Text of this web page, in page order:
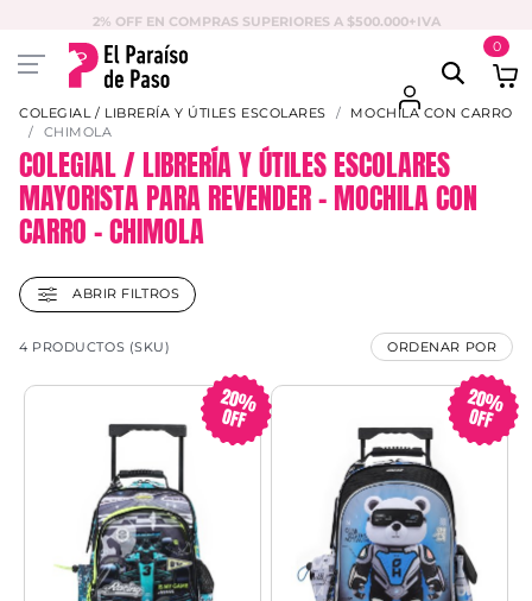
2% OFF EN COMPRAS SUPERIORES A $500.000+IVA
0
COLEGIAL / LIBRERÍA Y ÚTILES ESCOLARES
MOCHILA CON CARRO
CHIMOLA
COLEGIAL / LIBRERÍA Y ÚTILES ESCOLARES
MAYORISTA PARA REVENDER – MOCHILA CON
CARRO – CHIMOLA
ABRIR FILTROS
4 PRODUCTOS (SKU) ORDENAR POR
20%
OFF
20%
OFF